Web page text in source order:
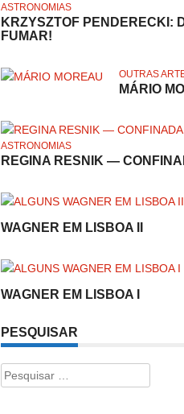
ASTRONOMIAS
KRZYSZTOF PENDERECKI:
FUMAR!
OUTRAS
MÁRIO
ASTRONOMIAS
REGINA RESNIK —
WAGNER EM LISBOA II
WAGNER EM LISBOA I
PESQUISAR
Pesquisar
por: